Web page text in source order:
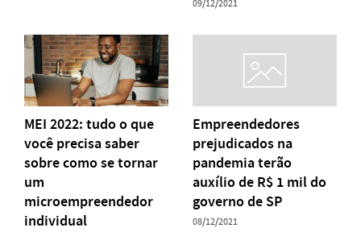
09/12/2021
MEI 2022: tudo o que
você precisa saber
sobre como se tornar
um
microempreendedor
individual
Empreendedores
prejudicados na
pandemia terão
auxílio de R$ 1 mil do
governo de SP
08/12/2021